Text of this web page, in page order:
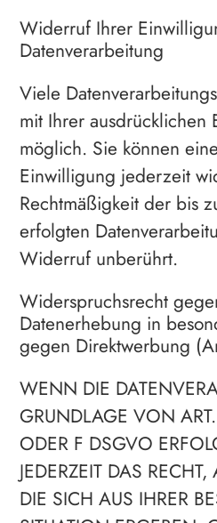
Widerruf Ihrer
Datenverarbeitung
Viele
mit Ihrer ausdrücklichen
möglich. Sie können
Einwilligung jederzeit
Rechtmäßigkeit der bis
erfolgten
Widerruf unberührt.
Widerspruchsrecht
Datenerhebung in
gegen Direktwerbung
WENN DIE
GRUNDLAGE VON
ODER F DSGVO
JEDERZEIT DAS
DIE SICH AUS IHRER